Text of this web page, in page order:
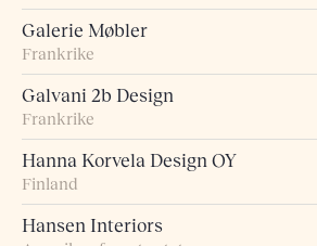
Galerie Møbler
Frankrike
Galvani 2b Design
Frankrike
Hanna Korvela Design OY
Finland
Hansen Interiors